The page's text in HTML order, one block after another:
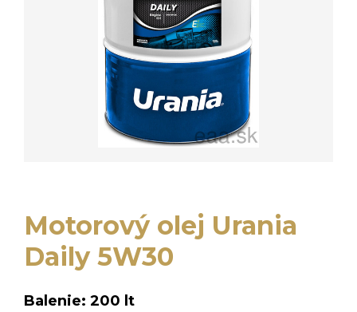
Motorový olej Urania
Daily 5W30
Balenie: 200 lt